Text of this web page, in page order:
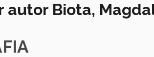
autor Biota,